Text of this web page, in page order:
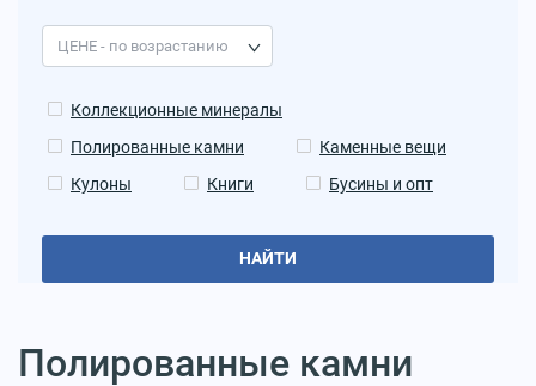
Коллекционные минералы
Полированные камни
Каменные вещи
Кулоны
Книги Бусины и опт
НАЙТИ
Полированные камни